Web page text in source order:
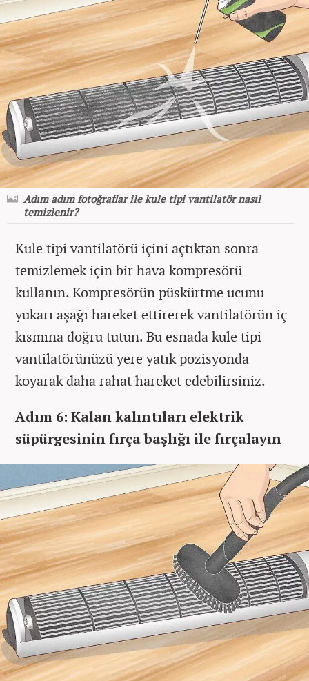
Adım adım fotoğraflar ile kule tipi vantilatör nasıl
temizlenir?
Kule tipi vantilatörü içini açtıktan sonra
temizlemek için bir hava kompresörü
kullanın. Kompresörün püskürtme ucunu
yukarı aşağı hareket ettirerek vantilatörün iç
kısmına doğru tutun. Bu esnada kule tipi
vantilatörünüzü yere yatık pozisyonda
koyarak daha rahat hareket edebilirsiniz.
Adım 6: Kalan kalıntıları elektrik
süpürgesinin fırça başlığı ile fırçalayın